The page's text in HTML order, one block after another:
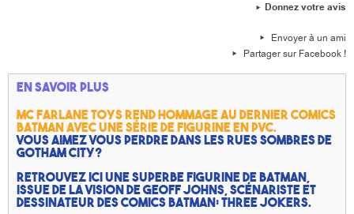
Donnez votre avis
Envoyer à un ami
Partager sur Facebook !
En savoir plus
Mc FARLANE TOYS rend hommage au dernier COMICS
Batman avec une série de figurine en PVC.
Vous aimez vous perdre dans les rues sombres de
GOTHAM CITY?
Retrouvez ici une superbe figurine de BATMAN,
issue de la vision de Geoff Johns, scénariste et
dessinateur des comics BATMAN: Three jokers.